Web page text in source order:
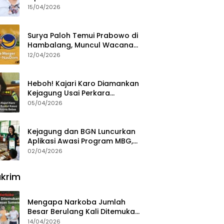
15/04/2026
Surya Paloh Temui Prabowo di
Hambalang, Muncul Wacana
Penggabungan NasDem dan
12/04/2026
Heboh! Kajari Karo Diamankan
Kejagung Usai Perkara
Videografer Divonis Bebas
05/04/2026
Kejagung dan BGN Luncurkan
Aplikasi Awasi Program MBG,
Begini Cara Lapornya
02/04/2026
Mengapa Narkoba Jumlah
Besar Berulang Kali Ditemukan
di Wilayah Kepulauan
14/04/2026